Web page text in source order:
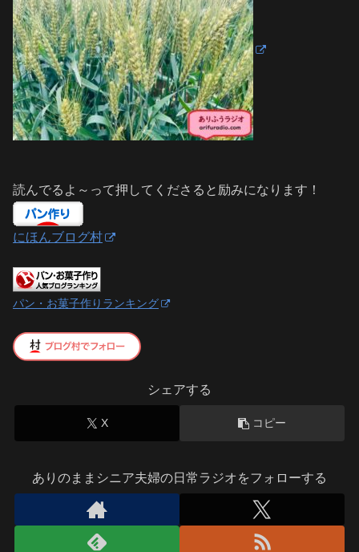
読んでるよ～って押してくださると励みになります！
にほんブログ村
パン・お菓子作りランキング
シェアする
X コピー
ありのままシニア夫婦の日常ラジオをフォローする